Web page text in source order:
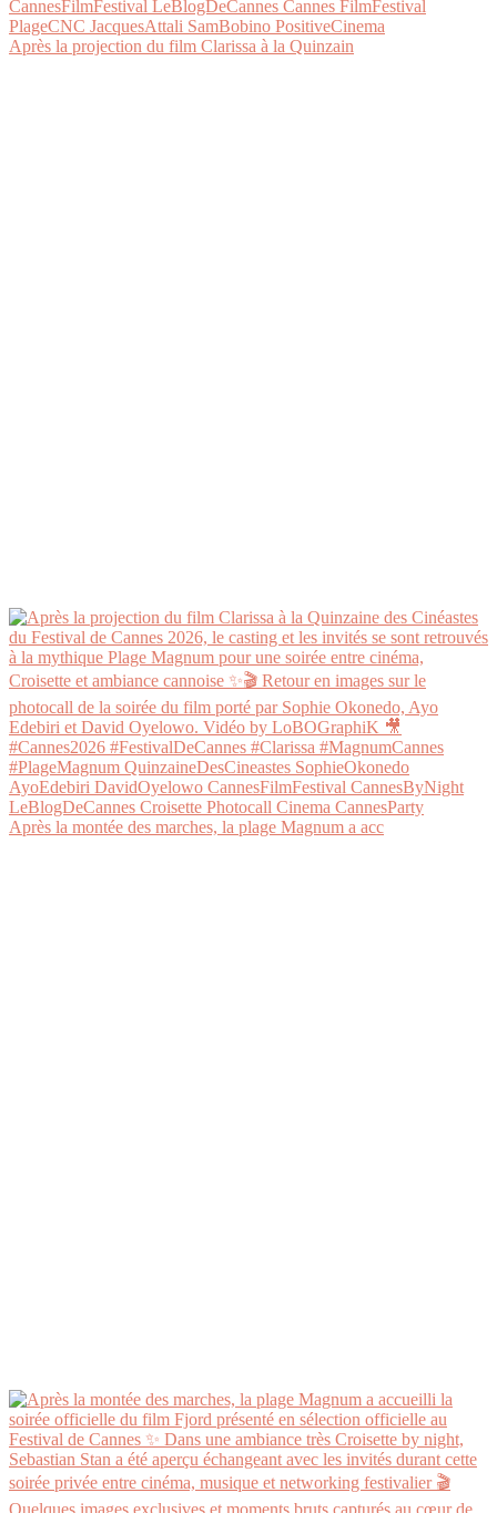
Après la projection du film Clarissa à la Quinzain
Après la montée des marches, la plage Magnum a acc